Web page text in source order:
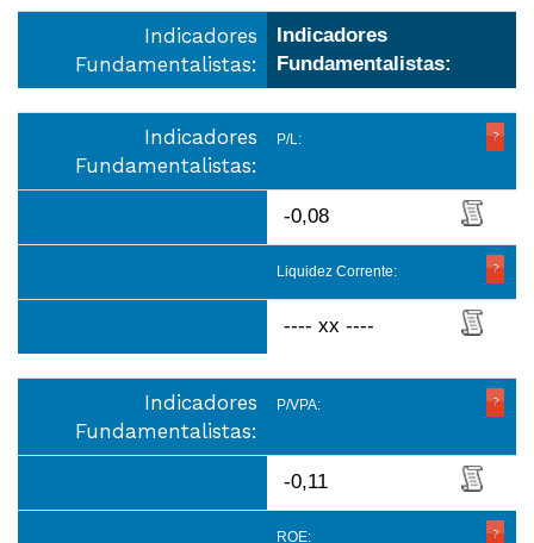
Indicadores
Fundamentalistas:
Indicadores
Fundamentalistas:
Indicadores
Fundamentalistas:
P/L:
-0,08
Liquidez Corrente:
---- xx ----
Indicadores
Fundamentalistas:
P/VPA:
-0,11
ROE: